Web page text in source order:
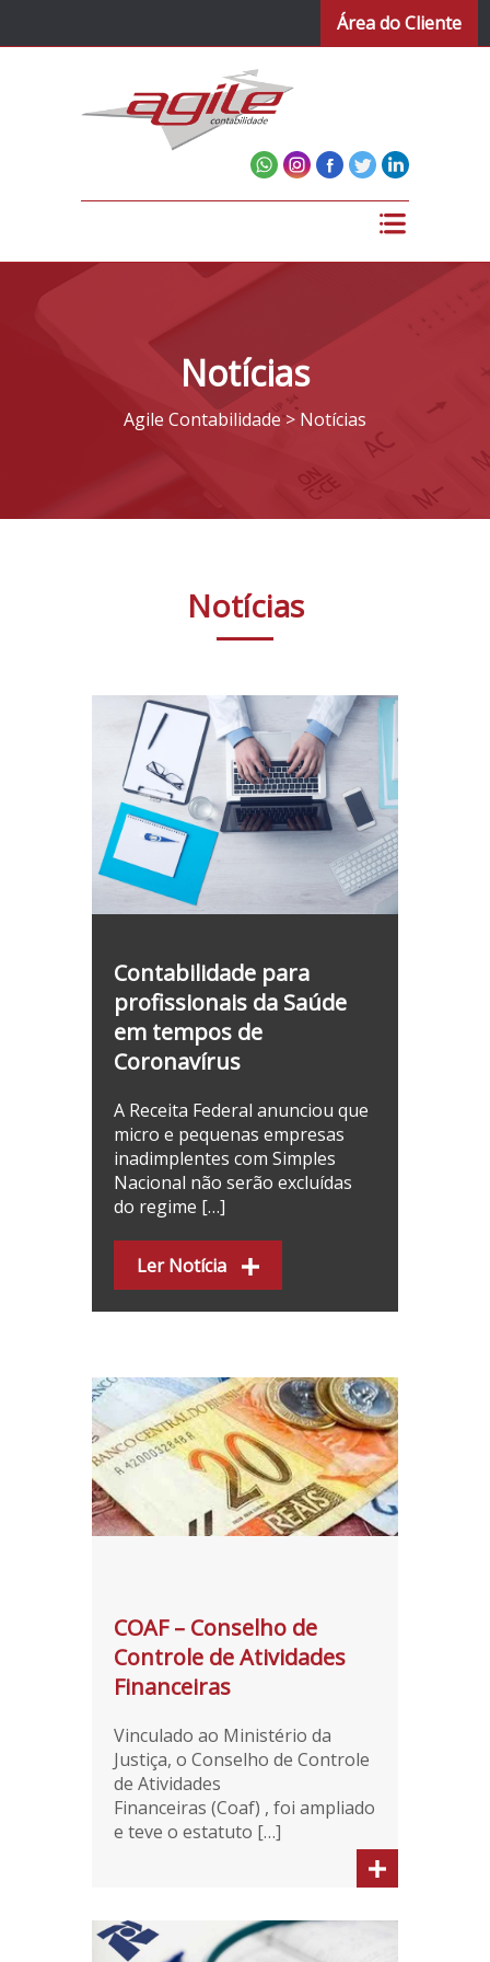
Área do Cliente
Notícias
Agile Contabilidade> Notícias
Notícias
Contabilidade para
profissionais da Saúde
em tempos de
Coronavírus
A Receita Federal anunciou que
micro e pequenas empresas
inadimplentes com Simples
Nacional não serão excluídas
do regime […]
Ler Notícia
COAF – Conselho de
Controle de Atividades
Financeiras
Vinculado ao Ministério da
Justiça, o Conselho de Controle
de Atividades
Financeiras (Coaf) , foi ampliado
e teve o estatuto […]